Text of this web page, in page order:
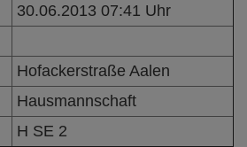
30.06.2013 07:41 Uhr
Hofackerstraße Aalen
Hausmannschaft
H SE 2